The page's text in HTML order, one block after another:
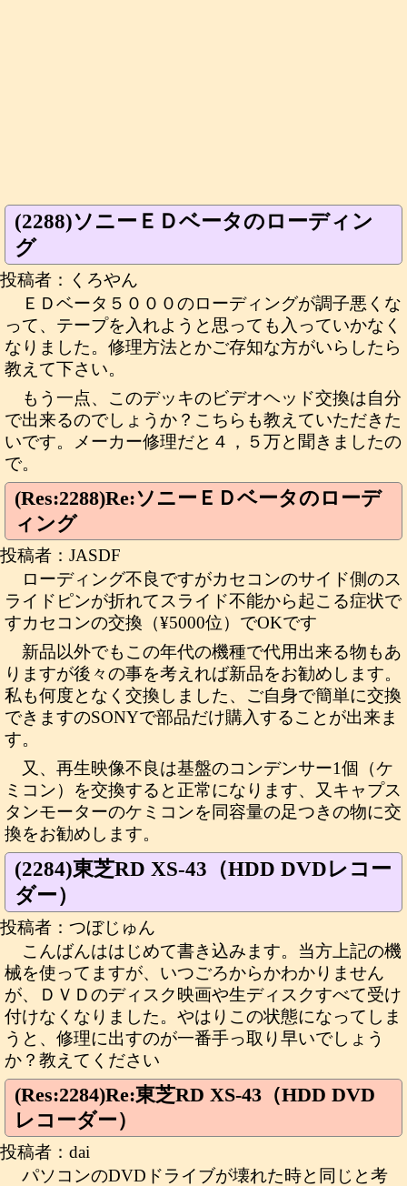
(2288)ソニーＥＤベータのローディン
グ
投稿者：くろやん
ＥＤベータ５０００のローディングが調子悪くな
って、テープを入れようと思っても入っていかなく
なりました。修理方法とかご存知な方がいらしたら
教えて下さい。
もう一点、このデッキのビデオヘッド交換は自分
で出来るのでしょうか？こちらも教えていただきた
いです。メーカー修理だと４，５万と聞きましたの
で。
(Res:2288)Re:ソニーＥＤベータのローデ
ィング
投稿者：JASDF
ローディング不良ですがカセコンのサイド側のス
ライドピンが折れてスライド不能から起こる症状で
すカセコンの交換（¥5000位）でOKです
新品以外でもこの年代の機種で代用出来る物もあ
りますが後々の事を考えれば新品をお勧めします。
私も何度となく交換しました、ご自身で簡単に交換
できますのSONYで部品だけ購入することが出来ま
す。
又、再生映像不良は基盤のコンデンサー1個（ケ
ミコン）を交換すると正常になります、又キャプス
タンモーターのケミコンを同容量の足つきの物に交
換をお勧めします。
(2284)東芝RD XS-43（HDD DVDレコー
ダー）
投稿者：つぼじゅん
こんばんははじめて書き込みます。当方上記の機
械を使ってますが、いつごろからかわかりません
が、ＤＶＤのディスク映画や生ディスクすべて受け
付けなくなりました。やはりこの状態になってしま
うと、修理に出すのが一番手っ取り早いでしょう
か？教えてください
(Res:2284)Re:東芝RD XS-43（HDD DVD
レコーダー）
投稿者：dai
パソコンのDVDドライブが壊れた時と同じと考